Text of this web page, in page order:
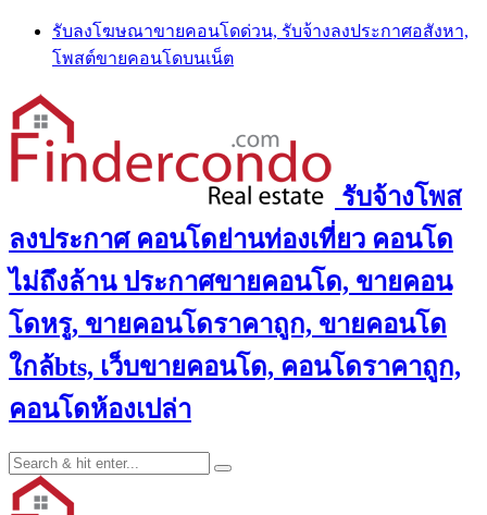
Skip
content
รับลงโฆษณาขายคอนโดด่วน, รับจ้างลงประกาศอสังหา,
โพสต์ขายคอนโดบนเน็ต
รับจ้างโพส
ลงประกาศ คอนโดย่านท่องเที่ยว คอนโด
ไม่ถึงล้าน ประกาศขายคอนโด, ขายคอน
โดหรู, ขายคอนโดราคาถูก, ขายคอนโด
ใกล้bts, เว็บขายคอนโด, คอนโดราคาถูก,
คอนโดห้องเปล่า